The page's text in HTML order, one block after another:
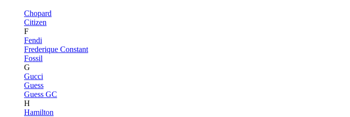
Chopard
Citizen
F
Fendi
Frederique Constant
Fossil
G
Gucci
Guess
Guess GC
H
Hamilton